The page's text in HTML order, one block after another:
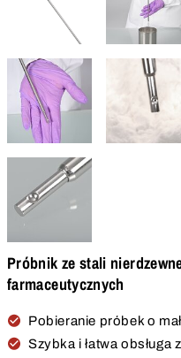
Próbnik ze stali
farmaceutycznych
Pobieranie próbek o
Szybka i łatwa